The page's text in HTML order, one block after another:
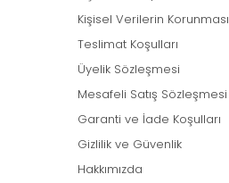
Kişisel Verilerin Korunması
Teslimat Koşulları
Üyelik Sözleşmesi
Mesafeli Satış Sözleşmesi
Garanti ve İade Koşulları
Gizlilik ve Güvenlik
Hakkımızda